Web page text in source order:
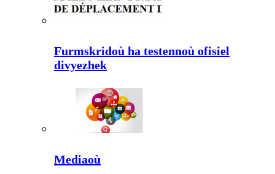
Furmskridoù ha testennoù ofisiel
divyezhek
Mediaoù